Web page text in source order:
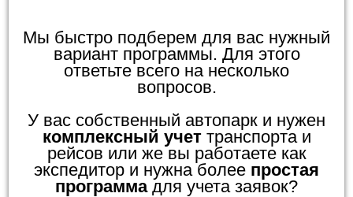
Мы быстро подберем для вас нужный
вариант программы. Для этого
ответьте всего на несколько
вопросов.
У вас собственный автопарк и нужен
комплексный учеттранспорта и
рейсов или же вы работаете как
экспедитор и нужна более простая
программадля учета заявок?